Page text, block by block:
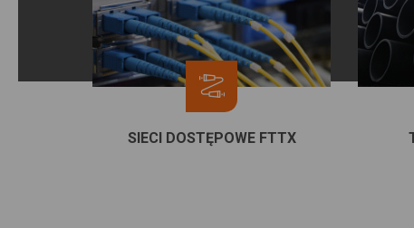
SIECI DOSTĘPOWE FTTX